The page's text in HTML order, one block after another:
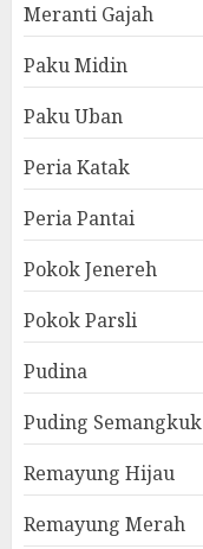
Meranti Gajah
Paku Midin
Paku Uban
Peria Katak
Peria Pantai
Pokok Jenereh
Pokok Parsli
Pudina
Puding Semangkuk
Remayung Hijau
Remayung Merah